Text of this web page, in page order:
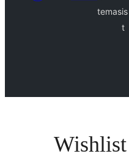
temasis
t
Wishlist